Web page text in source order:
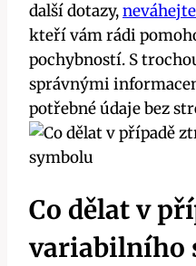
další dotazy,
kteří vám rádi
pochybností. S
správnými
potřebné údaje bez
Co dělat v
variabilního